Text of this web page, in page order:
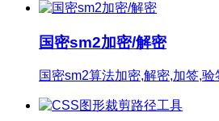
国密sm2加密/解密
国密sm2算法加密,解密,加签,